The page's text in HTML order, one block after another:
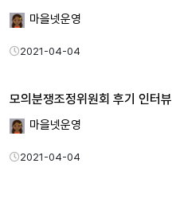
…
마을넷운영
2021-04-04
모의분쟁조정위원회 후기 인터뷰
마을넷운영
2021-04-04